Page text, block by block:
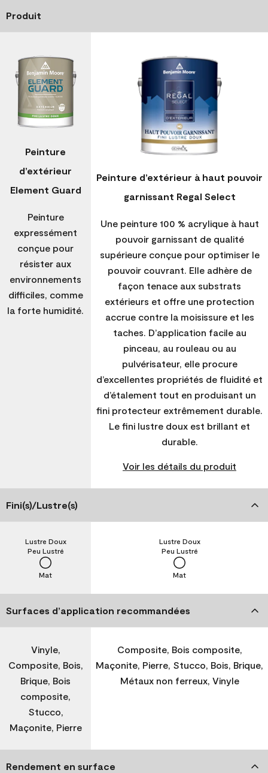
Produit
Peinture
d’extérieur
Element Guard
Peinture
expressément
conçue pour
résister aux
environnements
difficiles, comme
la forte humidité.
Peinture d’extérieur à haut pouvoir
garnissant Regal Select
Une peinture 100 % acrylique à haut
pouvoir garnissant de qualité
supérieure conçue pour optimiser le
pouvoir couvrant. Elle adhère de
façon tenace aux substrats
extérieurs et offre une protection
accrue contre la moisissure et les
taches. D’application facile au
pinceau, au rouleau ou au
pulvérisateur, elle procure
d’excellentes propriétés de fluidité et
d’étalement tout en produisant un
fini protecteur extrêmement durable.
Le fini lustre doux est brillant et
durable.
Voir les détails du produit
Fini(s)/Lustre(s)
Mat
Peu Lustré
Lustre Doux
Mat
Peu Lustré
Lustre Doux
Surfaces d’application recommandées
Vinyle,
Composite, Bois,
Brique, Bois
composite,
Stucco,
Maçonite, Pierre
Composite, Bois composite,
Maçonite, Pierre, Stucco, Bois, Brique,
Métaux non ferreux, Vinyle
Rendement en surface